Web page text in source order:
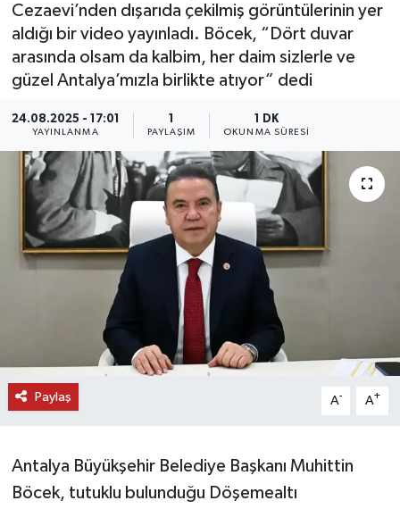
Cezaevi’nden dışarıda çekilmiş görüntülerinin yer
aldığı bir video yayınladı. Böcek, “Dört duvar
arasında olsam da kalbim, her daim sizlerle ve
güzel Antalya’mızla birlikte atıyor” dedi
24.08.2025 - 17:01
YAYINLANMA
1
PAYLAŞIM
1 DK
OKUNMA SÜRESI
Paylaş A- A+
Antalya Büyükşehir Belediye Başkanı Muhittin
Böcek, tutuklu bulunduğu Döşemealtı
SPOR
SİYASET
SAĞLIK
DÜNYA
EĞİTİM
TURİZM
RÖPORTAJ
VİDEO HABERLER
YAZARLAR
MAGAZİN
Son Dakika Haberleri
Haber Arşivi